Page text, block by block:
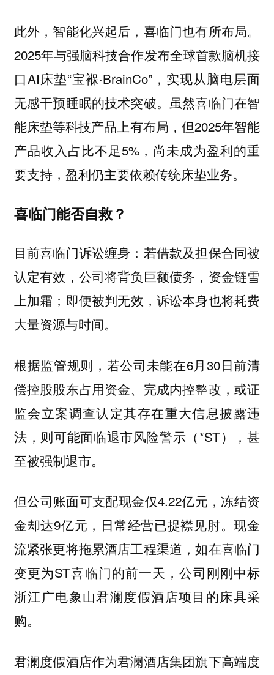
此外，智能化兴起后，喜临门也有所布局。
2025年与强脑科技合作发布全球首款脑机接
口AI床垫“宝褓·BrainCo”，实现从脑电层面
无感干预睡眠的技术突破。虽然喜临门在智
能床垫等科技产品上有布局，但2025年智能
产品收入占比不足5%，尚未成为盈利的重
要支持，盈利仍主要依赖传统床垫业务。
喜临门能否自救？
目前喜临门诉讼缠身：若借款及担保合同被
认定有效，公司将背负巨额债务，资金链雪
上加霜；即便被判无效，诉讼本身也将耗费
大量资源与时间。
根据监管规则，若公司未能在6月30日前清
偿控股股东占用资金、完成内控整改，或证
监会立案调查认定其存在重大信息披露违
法，则可能面临退市风险警示（*ST），甚
至被强制退市。
但公司账面可支配现金仅4.22亿元，冻结资
金却达9亿元，日常经营已捉襟见肘。现金
流紧张更将拖累酒店工程渠道，如在喜临门
变更为ST喜临门的前一天，公司刚刚中标
浙江广电象山君澜度假酒店项目的床具采
购。
君澜度假酒店作为君澜酒店集团旗下高端度